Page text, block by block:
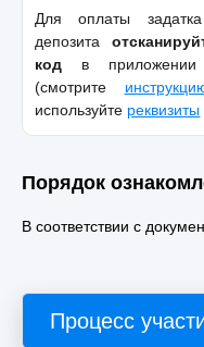
Для оплаты
депозита
код в приложении
(смотрите
используйте реквизиты
Порядок
В соответствии с
Процесс